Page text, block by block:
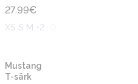
27.99€
XS S M +2
Mustang
T-särk